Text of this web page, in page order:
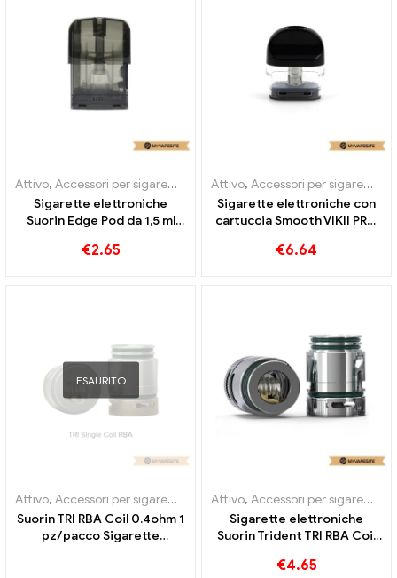
Attivo, Accessori per sigarette elettroniche ,Evaporatore
Sigarette elettroniche
Suorin Edge Pod da 1,5 ml
€2.65
Attivo, Accessori per sigarette elettroniche
Sigarette elettroniche con
cartuccia Smooth VIKII PRO
Personalizzato
€6.64
ESAURITO
Attivo, Accessori per sigarette elettroniche ,Evaporatore
Suorin TRI RBA Coil 0.4ohm 1
pz/pacco Sigarette
Attivo, Accessori per sigarette elettroniche
Sigarette elettroniche
Suorin Trident TRI RBA Coil
Personalizzato
€4.65